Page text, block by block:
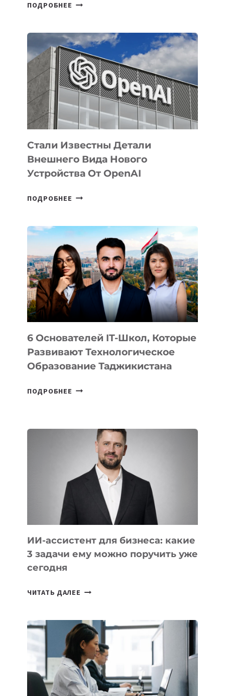
ПОДРОБНЕЕ
ПРИОРИТЕТНЫЕ
ЗАДАЧИ
ПО
РАЗВИТИЮ
ЭКОСИСТЕМЫ
ИСКУССТВЕННОГО
ИНТЕЛЛЕКТА
Стали Известны Детали
Внешнего Вида Нового
Устройства От OpenAI
ПОДРОБНЕЕ СТАЛИ
ВНЕШНЕГО
ВИДА
НОВОГО
УСТРОЙСТВА
ОТ
OPENAI
6 Основателей IT-Школ, Которые
Развивают Технологическое
Образование Таджикистана
ПОДРОБНЕЕ 6
КОТОРЫЕ
РАЗВИВАЮТ
ТЕХНОЛОГИЧЕСКОЕ
ОБРАЗОВАНИЕ
ТАДЖИКИСТАНА
ИИ-ассистент для бизнеса: какие
3 задачи ему можно поручить уже
сегодня
ЧИТАТЬ ДАЛЕЕ ИИ-
БИЗНЕСА:
КАКИЕ
3
ЗАДАЧИ
ЕМУ
МОЖНО